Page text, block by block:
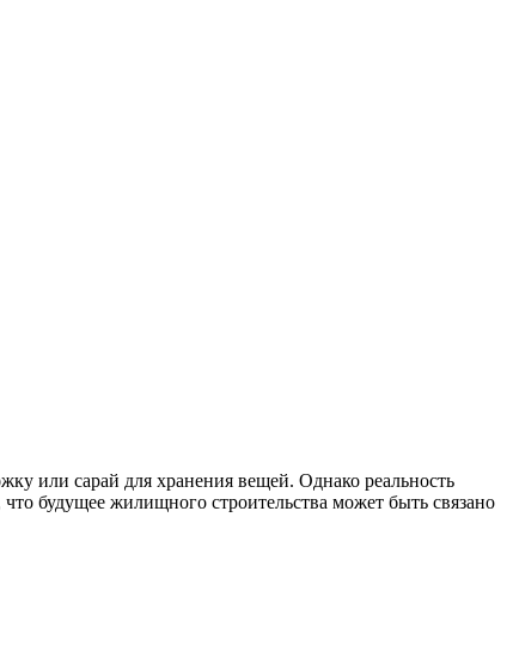
или сарай для хранения вещей. Однако реальность
будущее жилищного строительства может быть связано